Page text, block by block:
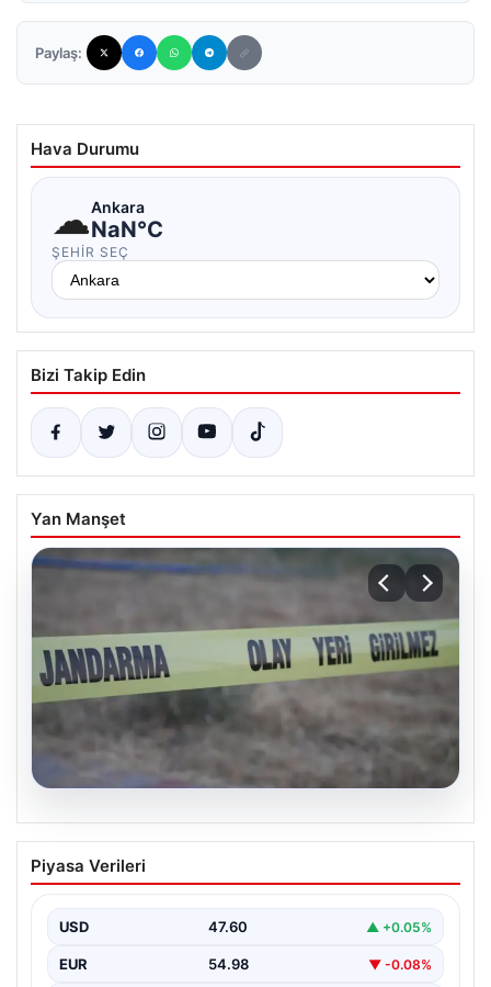
Paylaş:
Hava Durumu
☁Ankara
NaN°C
ŞEHIR SEÇ
Bizi Takip Edin
Yan Manşet
06.08.2026
Muğla’da 4 Günlük Aramanın Ardından
Mehmet Ali Y.’nin Cansız Bedeni
Muğla'nın Seydikemer ilçesinde, dört gün boyunca
Piyasa Verileri
USD 47.60 ▲ +0.05%
EUR 54.98 ▼ -0.08%